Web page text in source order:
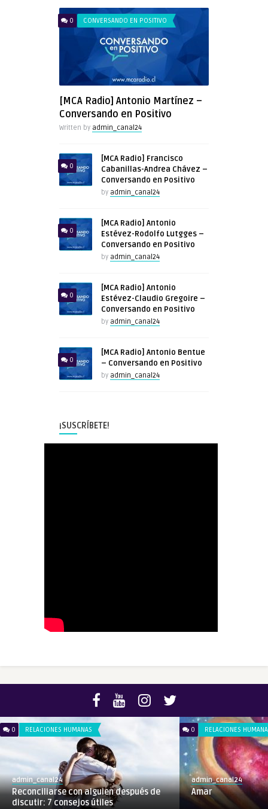
0 CONVERSANDO EN POSITIVO
[MCA Radio] Antonio Martínez –
Conversando en Positivo
Written by admin_canal24
0
[MCA Radio] Francisco
Cabanillas-Andrea Chávez –
Conversando en Positivo
by admin_canal24
0
[MCA Radio] Antonio
Estévez-Rodolfo Lutgges –
Conversando en Positivo
by admin_canal24
0
[MCA Radio] Antonio
Estévez-Claudio Gregoire –
Conversando en Positivo
by admin_canal24
0
[MCA Radio] Antonio Bentue
– Conversando en Positivo
by admin_canal24
¡SUSCRÍBETE!
0 RELACIONES HUMANAS
admin_canal24
Reconciliarse con alguien después de
discutir: 7 consejos útiles
0 RELACIONES
admin_canal24
Amar